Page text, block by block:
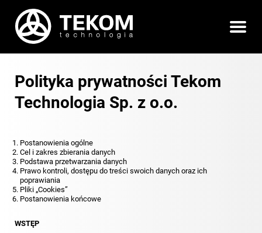
Polityka prywatności Tekom
Technologia Sp. z o.o.
Postanowienia ogólne
Cel i zakres zbierania danych
Podstawa przetwarzania danych
Prawo kontroli, dostępu do treści swoich danych oraz ich
poprawiania
Pliki „Cookies”
Postanowienia końcowe
WSTĘP